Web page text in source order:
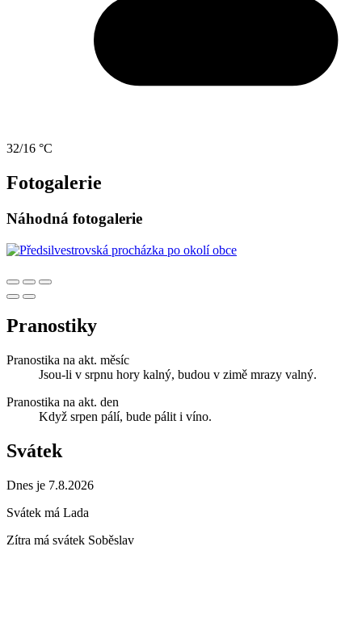
32/16 °C
Fotogalerie
Náhodná fotogalerie
Pranostiky
Pranostika na akt. měsíc
Jsou-li v srpnu hory kalný, budou v zimě mrazy valný.
Pranostika na akt. den
Když srpen pálí, bude pálit i víno.
Svátek
Dnes je 7.8.2026
Svátek má Lada
Zítra má svátek Soběslav